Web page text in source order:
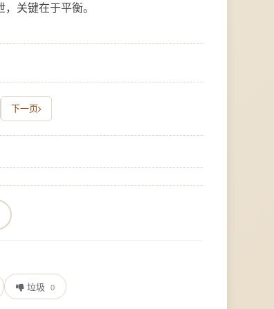
关键在于平衡。
下一页
垃圾 0